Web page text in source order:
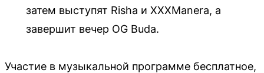
затем выступят Risha и XXXManera, а
завершит вечер OG Buda.
Участие в музыкальной программе бесплатное,